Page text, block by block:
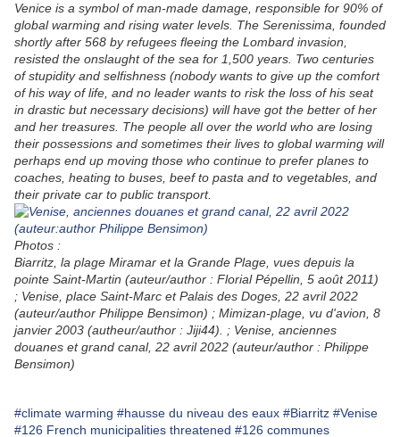
Venice is a symbol of man-made damage, responsible for 90% of
global warming and rising water levels. The Serenissima, founded
shortly after 568 by refugees fleeing the Lombard invasion,
resisted the onslaught of the sea for 1,500 years. Two centuries
of stupidity and selfishness (nobody wants to give up the comfort
of his way of life, and no leader wants to risk the loss of his seat
in drastic but necessary decisions) will have got the better of her
and her treasures. The people all over the world who are losing
their possessions and sometimes their lives to global warming will
perhaps end up moving those who continue to prefer planes to
coaches, heating to buses, beef to pasta and to vegetables, and
their private car to public transport.
Photos :
Biarritz, la plage Miramar et la Grande Plage, vues depuis la
pointe Saint-Martin (auteur/author : Florial Pépellin, 5 août 2011)
; Venise, place Saint-Marc et Palais des Doges, 22 avril 2022
(auteur/author Philippe Bensimon) ; Mimizan-plage, vu d'avion, 8
janvier 2003 (autheur/author : Jiji44). ; Venise, anciennes
douanes et grand canal, 22 avril 2022 (auteur/author : Philippe
Bensimon)
#climate warming #hausse du niveau des eaux #Biarritz #Venise
#126 French municipalities threatened #126 communes